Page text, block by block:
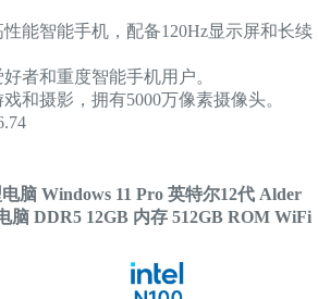
性能智能手机，配备120Hz显示屏和长续
者和重度智能手机用户。
和摄影，拥有5000万像素摄像头。
脑 Windows 11 Pro 英特尔12代 Alder
脑 DDR5 12GB 内存 512GB ROM WiFi